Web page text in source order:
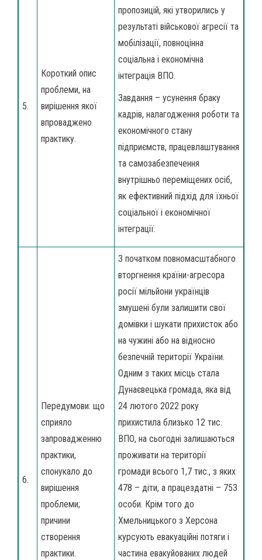
5.
Короткий опис
проблеми, на
вирішення якої
впроваджено
практику.
пропозицій, які утворились у
результаті військової агресії та
мобілізації, повноцінна
соціальна і економічна
інтеграція ВПО.
Завдання – усунення браку
кадрів, налагодження роботи та
економічного стану
підприємств, працевлаштування
та самозабезпечення
внутрішньо переміщених осіб,
як ефективний підхід для їхньої
соціальної і економічної
інтеграції.
6.
Передумови: що
сприяло
запровадженню
практики,
спонукало до
вирішення
проблеми;
причини
створення
практики.
З початком повномасштабного
вторгнення країни-агресора
росії мільйони українців
змушені були залишити свої
домівки і шукати прихисток або
на чужині або на відносно
безпечній території України.
Одним з таких місць стала
Дунаєвецька громада, яка від
24 лютого 2022 року
прихистила близько 12 тис.
ВПО, на сьогодні залишаються
проживати на території
громади всього 1,7 тис., з яких
478 – діти, а працездатні – 753
особи. Крім того до
Хмельницького з Херсона
курсують евакуаційні потяги і
частина евакуйованих людей